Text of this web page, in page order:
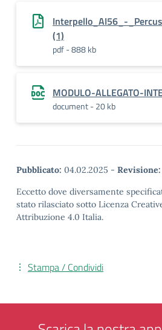
Interpello_AI56_-
(1)
pdf - 888 kb
MODULO-ALLEGATO-
document - 20 kb
Pubblicato: 04.02.2025 - Revisione:
Eccetto dove diversamente
stato rilasciato sotto Licenza
Attribuzione 4.0 Italia.
Stampa / Condividi